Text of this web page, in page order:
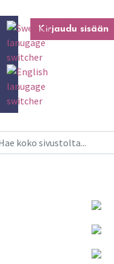
Kirjaudu sisään